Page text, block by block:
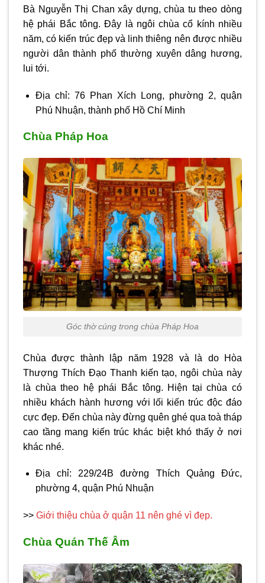
Bà Nguyễn Thị Chan xây dựng, chùa tu theo dòng
hệ phái Bắc tông. Đây là ngôi chùa cổ kính nhiều
năm, có kiến trúc đẹp và linh thiêng nên được nhiều
người dân thành phố thường xuyên dâng hương,
lui tới.
Địa chỉ: 76 Phan Xích Long, phường 2, quận
Phú Nhuận, thành phố Hồ Chí Minh
Chùa Pháp Hoa
Góc thờ cúng trong chùa Pháp Hoa
Chùa được thành lập năm 1928 và là do Hòa
Thượng Thích Đạo Thanh kiến tạo, ngôi chùa này
là chùa theo hệ phái Bắc tông. Hiện tại chùa có
nhiều khách hành hương với lối kiến trúc độc đáo
cực đẹp. Đến chùa này đừng quên ghé qua toà tháp
cao tầng mang kiến trúc khác biệt khó thấy ở nơi
khác nhé.
Địa chỉ: 229/24B đường Thích Quảng Đức,
phường 4, quận Phú Nhuận
>> Giới thiệu chùa ở quận 11 nên ghé vì đẹp.
Chùa Quán Thế Âm